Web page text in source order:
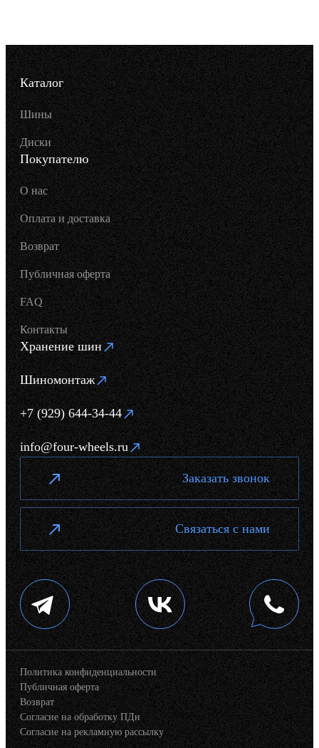
Каталог
Шины
Диски
Покупателю
О нас
Оплата и доставка
Возврат
Публичная оферта
FAQ
Контакты
Хранение шин
Шиномонтаж
+7 (929) 644-34-44
info@four-wheels.ru
Заказать звонок
Связаться с нами
Политика конфиденциальности
Публичная оферта
Возврат
Согласие на обработку ПДн
Согласие на рекламную рассылку